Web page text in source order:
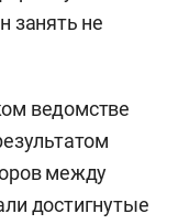
занять не
ведомстве
между
достигнутые